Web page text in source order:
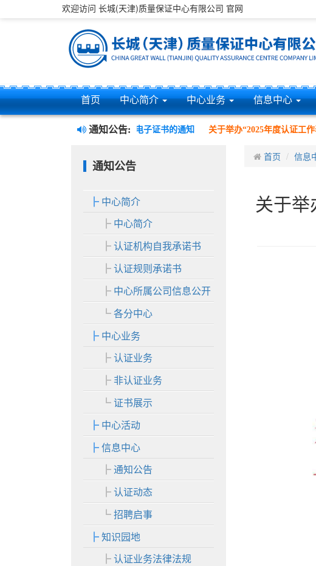
欢迎访问 长城(天津)质量保证中心有限公司 官网
首页 中心简介 中心业务 信息中心
通知公告:
关于认证证书样式变更并实施电子证书的通知 关于举办“2025年度认证工作表彰
通知公告
中心简介
中心简介
认证机构自我承诺书
认证规则承诺书
中心所属公司信息公开
各分中心
中心业务
认证业务
非认证业务
证书展示
中心活动
信息中心
通知公告
认证动态
招聘启事
知识园地
认证业务法律法规
首页 信息
关于